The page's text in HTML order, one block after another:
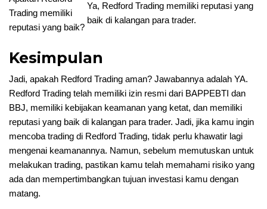
Trading memiliki
reputasi yang baik?
Ya, Redford Trading memiliki reputasi yang
baik di kalangan para trader.
Kesimpulan
Jadi, apakah Redford Trading aman? Jawabannya adalah YA.
Redford Trading telah memiliki izin resmi dari BAPPEBTI dan
BBJ, memiliki kebijakan keamanan yang ketat, dan memiliki
reputasi yang baik di kalangan para trader. Jadi, jika kamu ingin
mencoba trading di Redford Trading, tidak perlu khawatir lagi
mengenai keamanannya. Namun, sebelum memutuskan untuk
melakukan trading, pastikan kamu telah memahami risiko yang
ada dan mempertimbangkan tujuan investasi kamu dengan
matang.